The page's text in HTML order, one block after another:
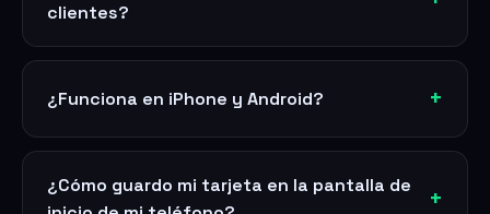
clientes?
¿Funciona en iPhone y Android?
¿Cómo guardo mi tarjeta en la pantalla de